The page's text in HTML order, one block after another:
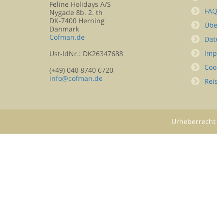
Feline Holidays A/S
Nygade 8b. 2. th
DK-7400 Herning
Danmark
Cofman.de
Ust-IdNr.: DK26347688
(+49) 040 8740 6720
info@cofman.de
FAQ
Urheberrecht